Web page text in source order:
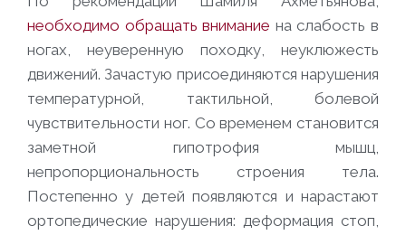
необходимо обращать внимание на слабость в
ногах, неуверенную походку, неуклюжесть
движений. Зачастую присоединяются нарушения
температурной, тактильной, болевой
чувствительности ног. Со временем становится
заметной гипотрофия мышц,
непропорциональность строения тела.
Постепенно у детей появляются и нарастают
ортопедические нарушения: деформация стоп,